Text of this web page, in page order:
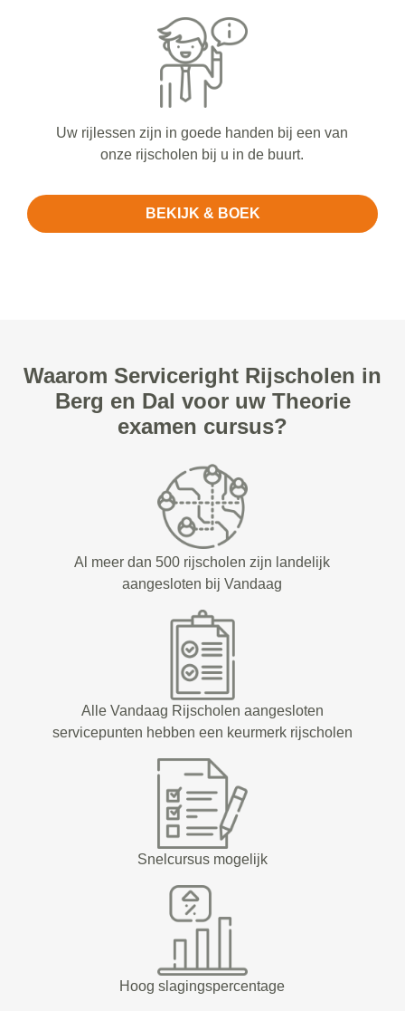
Uw rijlessen zijn in goede handen bij een van
onze rijscholen bij u in de buurt.
BEKIJK & BOEK
Waarom Serviceright Rijscholen in
Berg en Dal voor uw Theorie
examen cursus?
Al meer dan 500 rijscholen zijn landelijk
aangesloten bij Vandaag
Alle Vandaag Rijscholen aangesloten
servicepunten hebben een keurmerk rijscholen
Snelcursus mogelijk
Hoog slagingspercentage